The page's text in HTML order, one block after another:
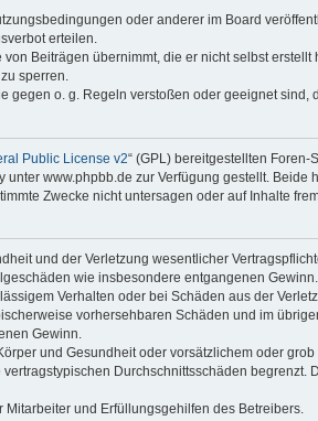
oder anderer im Board
erteilen.
Beiträgen übernimmt, die er nicht selbst
sperren.
o. g. Regeln verstoßen oder geeignet
Public License v2“ (GPL) bereitgestellten
www.phpbb.de zur Verfügung gestellt. Beide
Zwecke nicht untersagen oder auf Inhalte
und der Verletzung wesentlicher
wie insbesondere entgangenen Gewinn.
Verhalten oder bei Schäden aus der
vorhersehbaren Schäden und im
Gewinn.
und Gesundheit oder vorsätzlichem oder
Durchschnittsschäden
und Erfüllungsgehilfen des Betreibers.